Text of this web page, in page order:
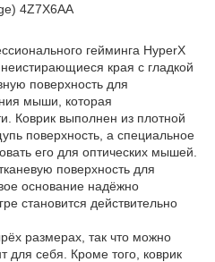
4Z7X6AA
гейминга HyperX
края с гладкой
поверхность для
мыши, которая
Коврик выполнен из плотной
поверхность, а специальное
его для оптических мышей.
поверхность для
основание надёжно
становится действительно
размерах, так что можно
для себя. Кроме того, коврик